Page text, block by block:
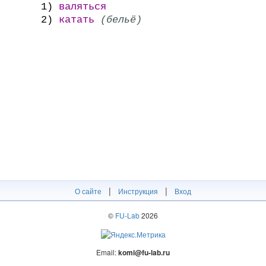
1)
валяться
2)
катать (бельё)
О сайте | Инструкция | Вход
© FU-Lab2026
Email:komi@fu-lab.ru